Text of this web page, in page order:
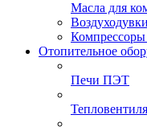
Масла для
Отопительное
Печи ПЭТ